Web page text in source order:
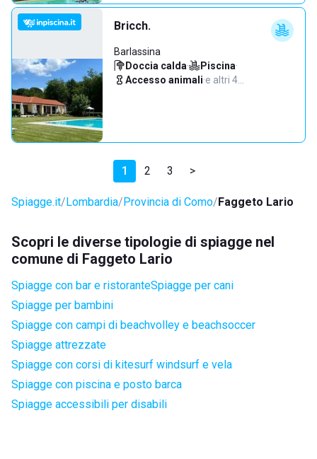
Bricch.
Barlassina
Doccia calda· Piscina·
Accesso animali·e altri 4…
1 2 3 >
Spiagge.it Lombardia Provincia di Como Faggeto Lario
Scopri le diverse tipologie di spiagge nel
comune di Faggeto Lario
Spiagge con bar e ristoranteSpiagge per cani
Spiagge per bambini
Spiagge con campi di beachvolley e beachsoccer
Spiagge attrezzate
Spiagge con corsi di kitesurf windsurf e vela
Spiagge con piscina e posto barca
Spiagge accessibili per disabili